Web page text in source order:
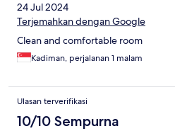
24 Jul 2024
Terjemahkan dengan Google
Clean and comfortable room
Kadiman, perjalanan 1 malam
Ulasan terverifikasi
10/10 Sempurna